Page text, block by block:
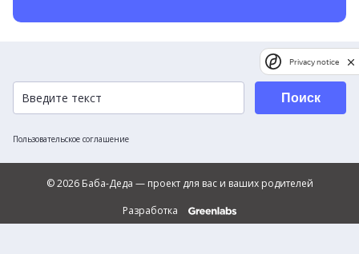
Пользовательское соглашение
Поиск
© 2026 Баба-Деда — проект для вас и ваших родителей
Разработка
Privacy notice